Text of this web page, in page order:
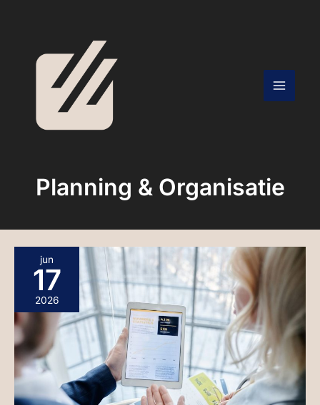
Planning & Organisatie
jun
17
2026
LAAT
JE
BEDRIJF
GROEIEN
DOOR
PROCESOPTIMALISATIE